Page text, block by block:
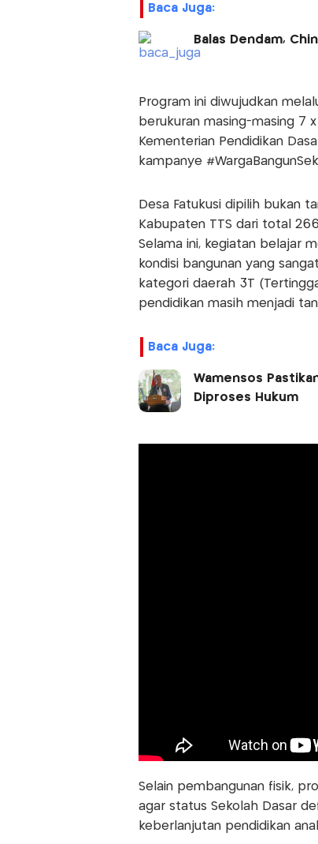
Baca Juga:
Balas Dendam,
Program ini diwujudkan
berukuran masing-masing 7
Kementerian Pendidikan
kampanye
Desa Fatukusi dipilih bukan
Kabupaten TTS dari total
Selama ini, kegiatan belajar
kondisi bangunan yang
kategori daerah 3T
pendidikan masih menjadi
Baca Juga:
Wamensos
Diproses Hukum
Selain pembangunan fisik,
agar status Sekolah Dasar
keberlanjutan pendidikan